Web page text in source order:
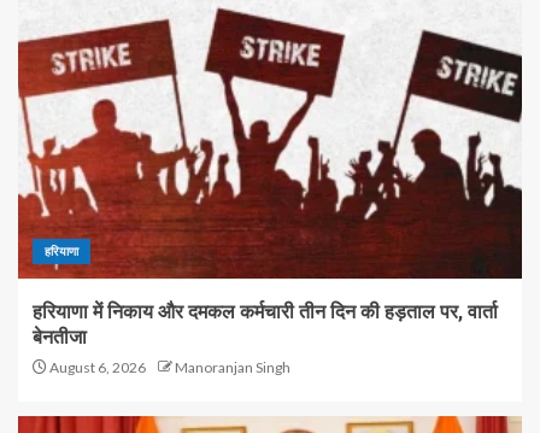
हरियाणा
हरियाणा में निकाय और दमकल कर्मचारी तीन दिन की हड़ताल पर, वार्ता
बेनतीजा
August 6, 2026 Manoranjan Singh